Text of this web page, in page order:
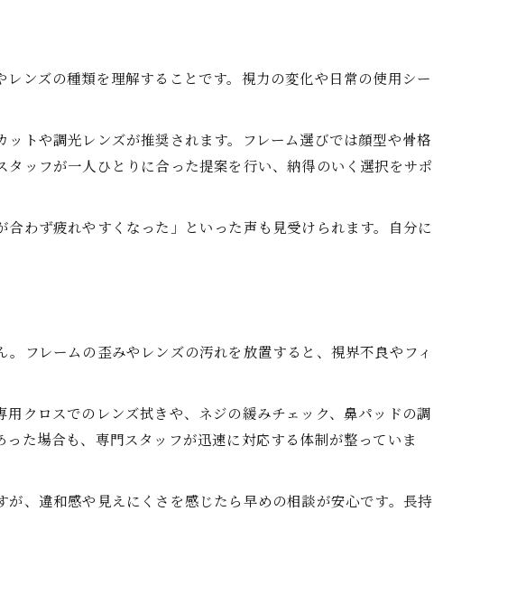
ンズの種類を理解することです。視力の変化や日常の使用シー
トや調光レンズが推奨されます。フレーム選びでは顔型や骨格
ッフが一人ひとりに合った提案を行い、納得のいく選択をサポ
わず疲れやすくなった」といった声も見受けられます。自分に
フレームの歪みやレンズの汚れを放置すると、視界不良やフィ
クロスでのレンズ拭きや、ネジの緩みチェック、鼻パッドの調
た場合も、専門スタッフが迅速に対応する体制が整っていま
、違和感や見えにくさを感じたら早めの相談が安心です。長持